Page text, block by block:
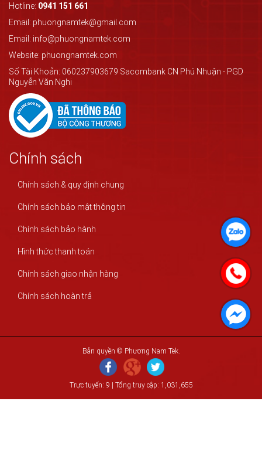
Hotline: 0941 151 661
Email: phuongnamtek@gmail.com
Email: info@phuongnamtek.com
Website: phuongnamtek.com
Số Tài Khoản: 060237903679 Sacombank CN Phú Nhuận - PGD
Nguyễn Văn Nghi
Chính sách
Chính sách & quy định chung
Chính sách bảo mật thông tin
Chính sách bảo hành
Hình thức thanh toán
Chính sách giao nhận hàng
Chính sách hoàn trả
Bản quyền © Phương Nam Tek.
Trực tuyến: 9 | Tổng truy cập: 1,031,655